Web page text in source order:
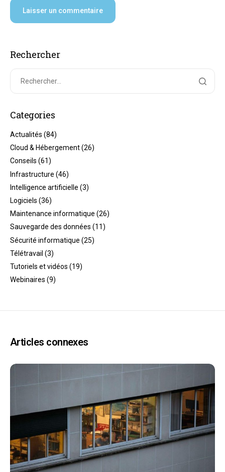
Rechercher
Categories
Actualités (84)
Cloud & Hébergement(26)
Conseils (61)
Infrastructure (46)
Intelligence artificielle (3)
Logiciels (36)
Maintenance informatique (26)
Sauvegarde des données (11)
Sécurité informatique (25)
Télétravail (3)
Tutoriels et vidéos (19)
Webinaires (9)
Articles connexes